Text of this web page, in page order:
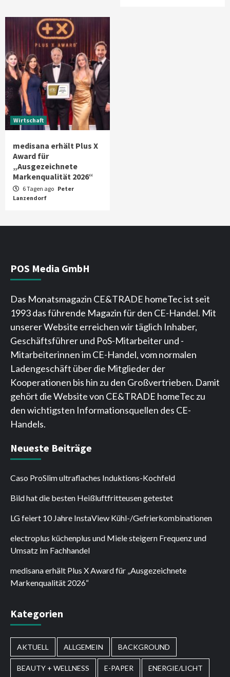
Wirtschaft
medisana erhält Plus X
Award für
„Ausgezeichnete
Markenqualität 2026“
6 Tagen ago Peter
Lanzendorf
POS Media GmbH
Das Monatsmagazin CE&TRADE homeTec ist seit
1993 das führende Magazin für den CE-Handel. Mit
unserer Website erreichen wir täglich Inhaber,
Geschäftsführer und PoS-Mitarbeiter und -
Mitarbeiterinnen im CE-Handel, vom normalen
Ladengeschäft über die Mitglieder der
Kooperationen bis hin zu den Großvertrieben. Damit
gehört die Website von CE&TRADE homeTec zu
den wichtigsten Informationsquellen des CE-
Handels.
Neueste Beiträge
Caso ProSlim ultraflaches Induktions-Kochfeld
Bild hat die besten Heißluftfritteusen getestet
LG feiert 10 Jahre InstaView Kühl-/Gefrierkombinationen
electroplus küchenplus und Miele steigern Frequenz und
Umsatz im Fachhandel
medisana erhält Plus X Award für „Ausgezeichnete
Markenqualität 2026“
Kategorien
AKTUELL ALLGEMEIN BACKGROUND
BEAUTY + WELLNESS E-PAPER ENERGIE/LICHT